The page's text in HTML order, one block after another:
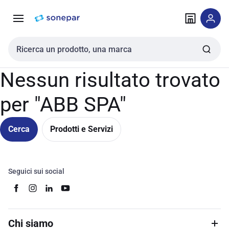
navigazione alla
Cerca input
Nessun risultato trovato
per "ABB SPA"
Cerca Prodotti e Servizi
Seguici sui social
Chi siamo